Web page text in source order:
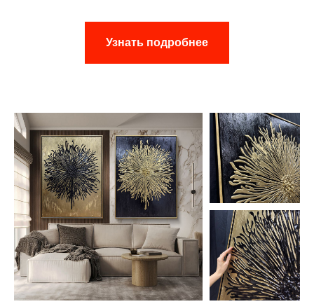
Узнать подробнее